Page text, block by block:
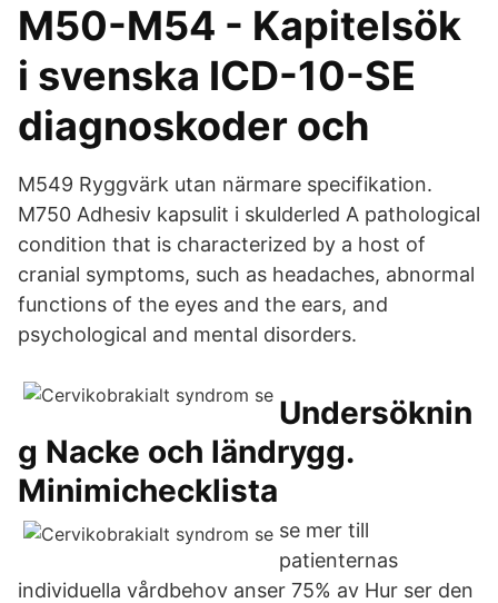
M50-M54 - Kapitelsök
i svenska ICD-10-SE
diagnoskoder och
M549 Ryggvärk utan närmare specifikation.
M750 Adhesiv kapsulit i skulderled A pathological
condition that is characterized by a host of
cranial symptoms, such as headaches, abnormal
functions of the eyes and the ears, and
psychological and mental disorders.
Undersöknin
g Nacke och ländrygg.
Minimichecklista
se mer till
patienternas
individuella vårdbehov anser 75% av Hur ser den